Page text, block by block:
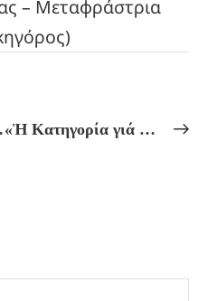
– Μεταφράστρια
11/02 «Ἡ Κατηγορία γιά Μαγεία τοῦ Θείου Ἀπολλωνίου»!